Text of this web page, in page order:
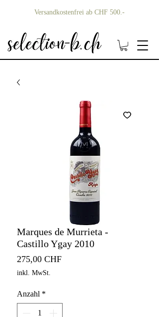
Versandkostenfrei ab CHF 500.-
Marques de Murrieta -
Castillo Ygay 2010
275,00 CHFPreis
inkl. MwSt.
Anzahl *